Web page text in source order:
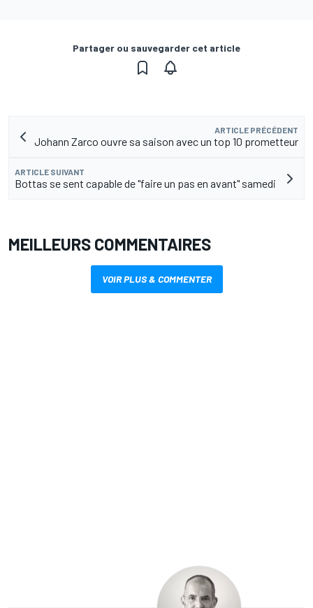
Partager ou sauvegarder cet article
ARTICLE PRÉCÉDENT
Johann Zarco ouvre sa saison avec un top 10 prometteur
ARTICLE SUIVANT
Bottas se sent capable de "faire un pas en avant" samedi
MEILLEURS COMMENTAIRES
VOIR PLUS & COMMENTER